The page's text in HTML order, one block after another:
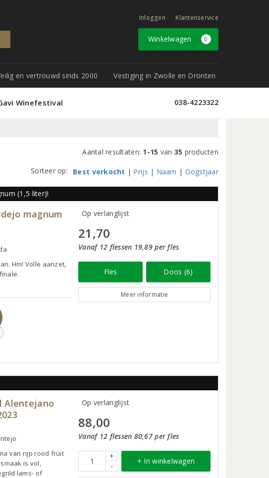
Inloggen Klantenservice
Winkelwagen 0
en vertrouwd sinds 2000 Vestiging in Zwolle en Dronten
Winefestival 038-4223322
Aantal resultaten: 1-15 van 35 producten
Sorteer op: Best verkocht | Prijs | Naam | Oogstjaar
(1,5 liter)!
magnum
Hm! Volle aanzet,
Op verlanglijst
21,70
Vanaf 12 flessen 19,89 per fles
Fles Doos (6)
Meer informatie
Alentejano
van rijp rood fruit
is vol,
lams- of
Op verlanglijst
88,00
Vanaf 12 flessen 80,67 per fles
+
-
+ In winkelwagen